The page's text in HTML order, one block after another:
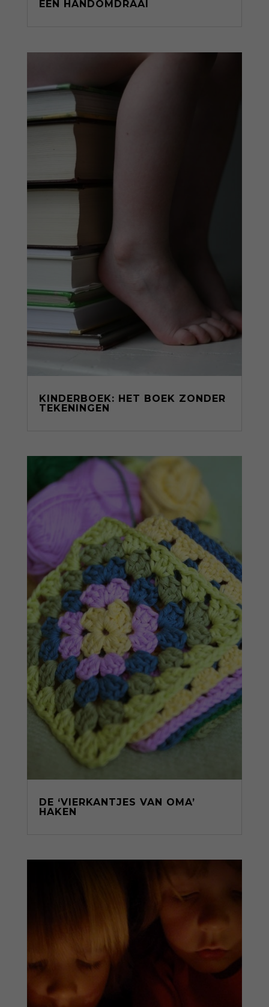
EEN HANDOMDRAAI
KINDERBOEK: HET BOEK ZONDER
TEKENINGEN
DE ‘VIERKANTJES VAN OMA’
HAKEN